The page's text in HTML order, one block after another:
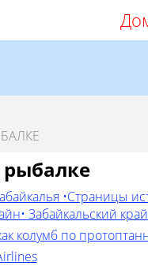
•Страницы
Забайкальский
колумб по